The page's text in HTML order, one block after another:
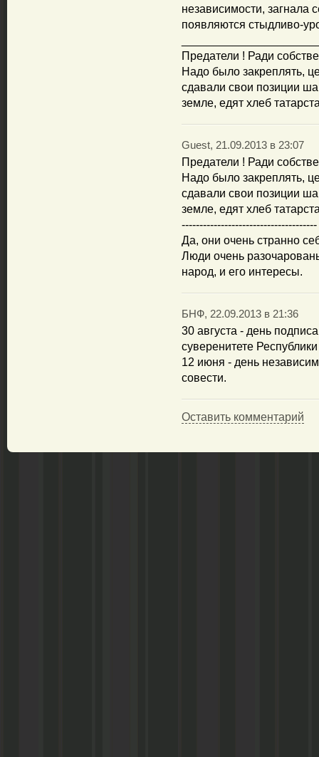
независимости, загнала
появляются стыдливо-
Предатели ! Ради
Надо было закреплять,
сдавали свои позиции
земле, едят хлеб
Guest, 21.09.2013 в 23:07
Предатели ! Ради
Надо было закреплять,
сдавали свои позиции
земле, едят хлеб
--------------------------------------
Да, они очень странно
Люди очень
народ, и его интересы.
БНФ, 22.09.2013 в 21:36
30 августа - день
суверенитете
12 июня - день
совести.
Оставить комментарий